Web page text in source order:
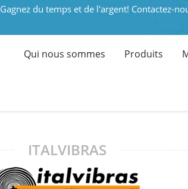
Gagnez du temps et de l'argent! Contactez-
Qui nous sommes Produits
ITALVIBRAS